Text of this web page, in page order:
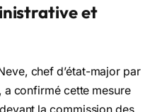
et
chef d’état-major par
a confirmé cette mesure